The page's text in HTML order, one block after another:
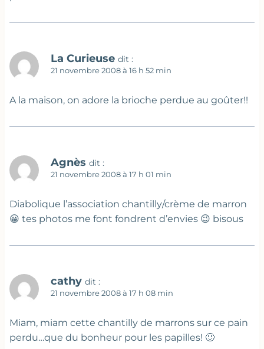
La Curieuse dit :
21 novembre 2008 à 16 h 52 min
A la maison, on adore la brioche perdue au goûter!!
Agnès dit :
21 novembre 2008 à 17 h 01 min
Diabolique l’association chantilly/crème de marron
😀 tes photos me font fondrent d’envies 😉 bisous
cathy dit :
21 novembre 2008 à 17 h 08 min
Miam, miam cette chantilly de marrons sur ce pain
perdu…que du bonheur pour les papilles! 🙂